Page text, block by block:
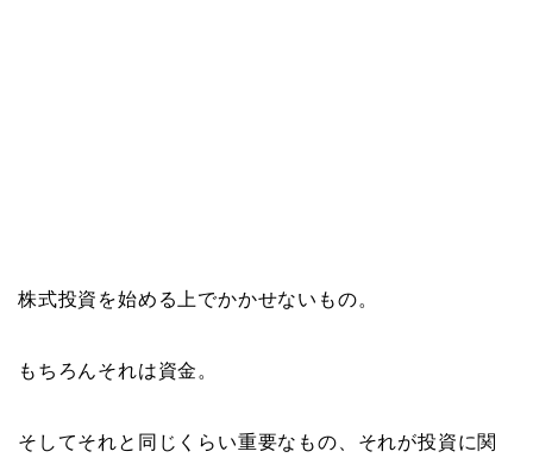
株式投資を始める上でかかせないもの。
もちろんそれは資金。
そしてそれと同じくらい重要なもの、それが投資に関